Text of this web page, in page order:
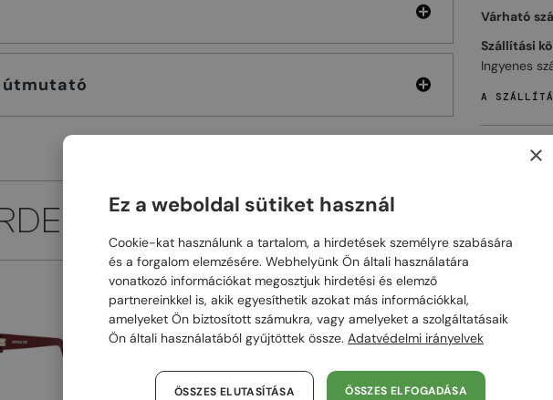
Várható
Szállítási
Ingyenes
A
48/72 48/72
×
Ez a weboldal sütiket használ
Cookie-kat használunk a tartalom, a hirdetések személyre szabására
és a forgalom elemzésére. Webhelyünk Ön általi használatára
vonatkozó információkat megosztjuk hirdetési és elemző
partnereinkkel is, akik egyesíthetik azokat más információkkal,
amelyeket Ön biztosított számukra, vagy amelyeket a szolgáltatásaik
Ön általi használatából gyűjtöttek össze. Adatvédelmi irányelvek
ÖSSZES ELFOGADÁSA
ÖSSZES ELUTASÍTÁSA